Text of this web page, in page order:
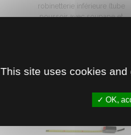
robinetterie inférieure (tube
poussoir avec soupape et
This site uses cookies
OK,